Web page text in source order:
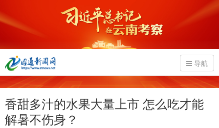
导航
香甜多汁的水果大量上市 怎么吃才能
解暑不伤身？